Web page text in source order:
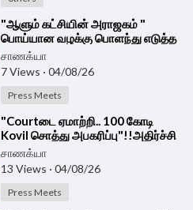
⁣"ஆளும் கட்சியின் அராஜகம் "
பொய்யான வழக்கு பொளந்து எடுத்த
MP Wilson| Press Meet |
Udhayanidhi Arrest
சாணக்யா
7 Views · 04/08/26
Press Meets
⁣"Courtடை ஏமாற்றி.. 100 கோடி
Kovil சொத்து அபகரிப்பு"!!அதிர்ச்சி
தகவல் தரும் பொதுமக்கள் |
Coimbatore
சாணக்யா
13 Views · 04/08/26
Press Meets